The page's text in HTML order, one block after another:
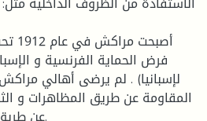
فرض الحماية الفرنسية و
لإسبانيا) . لم يرضى أهالي
المقاومة عن طريق المظاهرات و